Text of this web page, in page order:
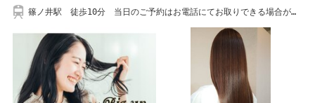
篠ノ井駅 徒歩10分 当日のご予約はお電話にてお取りできる場合がご